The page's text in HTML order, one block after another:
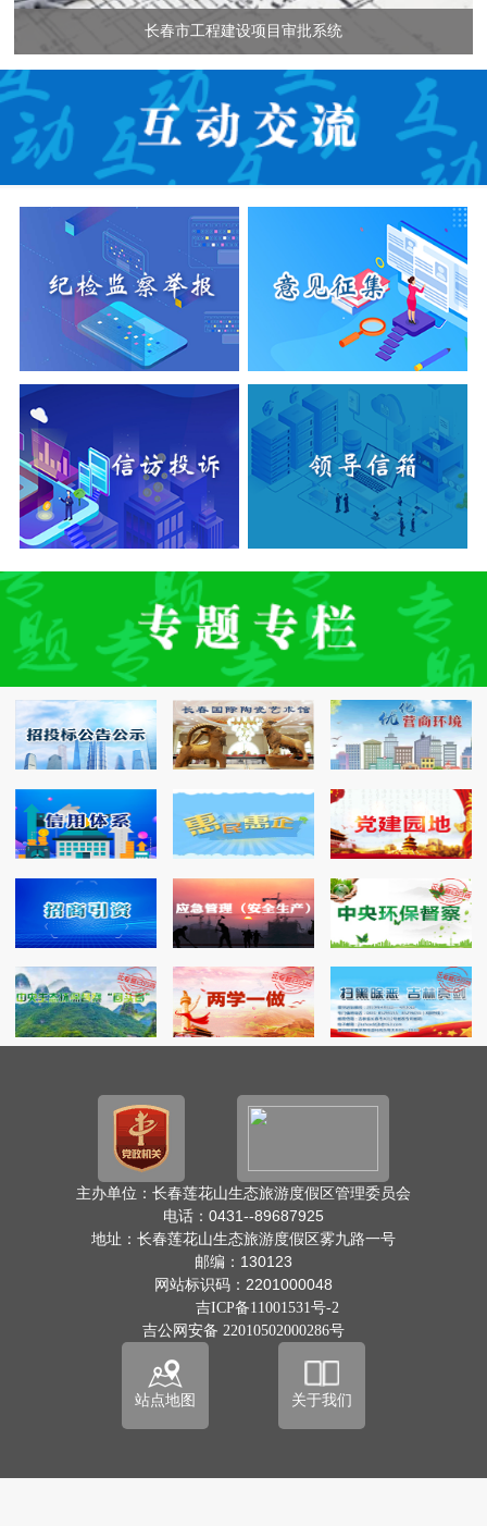
长春市工程建设项目审批系统
主办单位：长春莲花山生态旅游度假区管理委员会
电话：0431--89687925
地址：长春莲花山生态旅游度假区雾九路一号
邮编：130123
网站标识码：2201000048
吉ICP备11001531号-2
吉公网安备 22010502000286号
站点地图 关于我们